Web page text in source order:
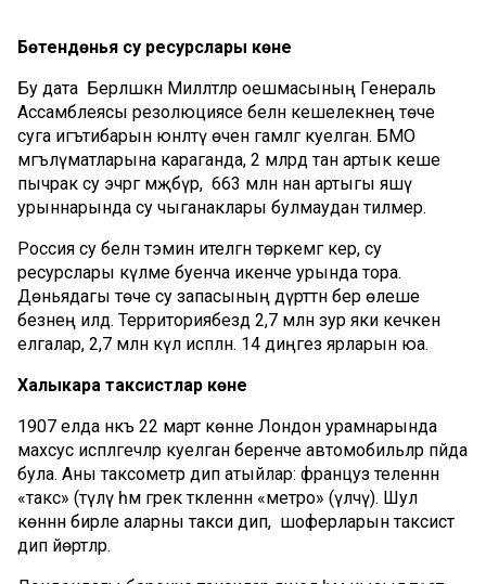
Бөтендөнья су ресурслары көне
Бу дата Берләшкән Милләтләр оешмасының Генераль
Ассамблеясы резолюциясе белән кешелекнең төче
суга игътибарын юнәлтү өчен гамәлгә куелган. БМО
мәгълүматларына караганда, 2 млрд тан артык кеше
пычрак су эчәргә мәҗбүр, ә 663 млн нан артыгы яшәү
урыннарында су чыганаклары булмаудан тилмерә.
Россия су белән тәэмин ителгән төркемгә керә, су
ресурслары күләме буенча икенче урында тора.
Дөньядагы төче су запасының дүрттән бер өлеше
безнең илдә. Территориябездә 2,7 млн зур яки кечкенә
елгалар, 2,7 млн күл исәпләнә. 14 диңгез ярларын юа.
Халыкара таксистлар көне
1907 елда нәкъ 22 март көнне Лондон урамнарында
махсус исәпләгечләр куелган беренче автомобильләр пәйда
була. Аны таксометр дип атыйлар: француз теленнән
«такс» (түләү һәм грек ткленнән «метро» (үлчәү). Шул
көннән бирле аларны такси дип, ә шоферларын таксист
дип йөртәләр.